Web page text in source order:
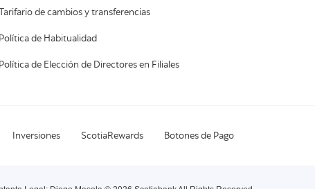
Tarifario de cambios y transferencias
Política de Habitualidad
Política de Elección de Directores en Filiales
Inversiones ScotiaRewards Botones de Pago